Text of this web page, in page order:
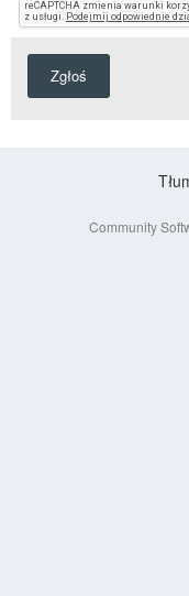
Zgłoś
Community